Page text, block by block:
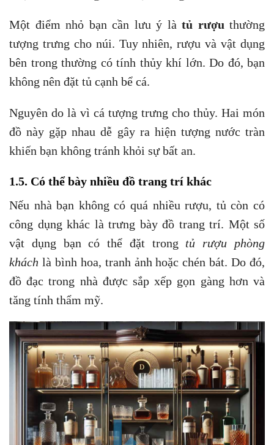
Một điểm nhỏ bạn cần lưu ý là tủ rượuthường
tượng trưng cho núi. Tuy nhiên, rượu và vật dụng
bên trong thường có tính thủy khí lớn. Do đó, bạn
không nên đặt tủ cạnh bể cá.
Nguyên do là vì cá tượng trưng cho thủy. Hai món
đồ này gặp nhau dễ gây ra hiện tượng nước tràn
khiến bạn không tránh khỏi sự bất an.
1.5. Có thể bày nhiều đồ trang trí khác
Nếu nhà bạn không có quá nhiều rượu, tủ còn có
công dụng khác là trưng bày đồ trang trí. Một số
vật dụng bạn có thể đặt trong tủ rượu phòng
khách là bình hoa, tranh ảnh hoặc chén bát. Do đó,
đồ đạc trong nhà được sắp xếp gọn gàng hơn và
tăng tính thẩm mỹ.